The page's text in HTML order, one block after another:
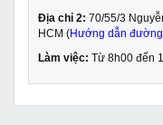
Địa chỉ 2: 70/55/3
HCM (Hướng dẫn
Làm việc: Từ 8h00 đến